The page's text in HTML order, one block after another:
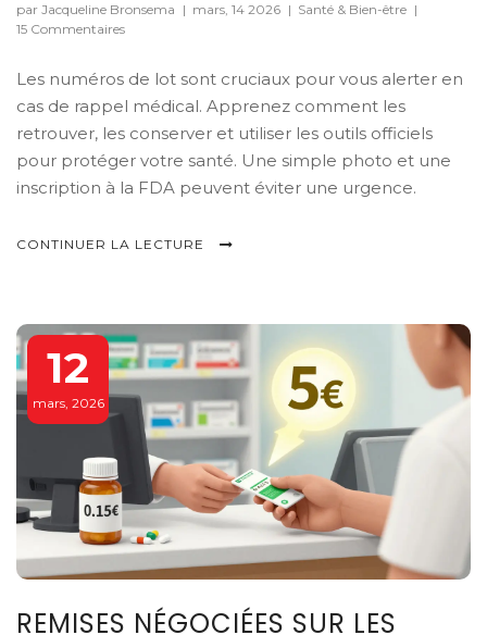
par Jacqueline Bronsema | mars, 14 2026 | Santé & Bien-être |
15 Commentaires
Les numéros de lot sont cruciaux pour vous alerter en
cas de rappel médical. Apprenez comment les
retrouver, les conserver et utiliser les outils officiels
pour protéger votre santé. Une simple photo et une
inscription à la FDA peuvent éviter une urgence.
CONTINUER LA LECTURE
12
mars, 2026
REMISES NÉGOCIÉES SUR LES